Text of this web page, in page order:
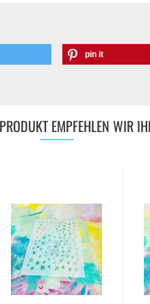
pin it
EMPFEHLEN WIR